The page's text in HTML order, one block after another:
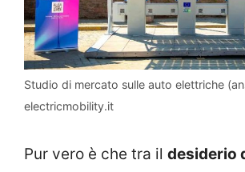
Studio di mercato sulle auto elettriche
electricmobility.it
Pur vero è che tra il desiderio